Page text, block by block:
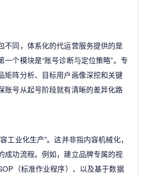
不同，体系化的代运营服务提供的是
一个模块是“账号诊断与定位策略”。专
矩阵分析、目标用户画像深挖和关键
账号从起号阶段就有清晰的差异化路
工业化生产”。这并非指内容机械化，
成功流程。例如，建立品牌专属的视
（标准作业程序）、以及基于数据